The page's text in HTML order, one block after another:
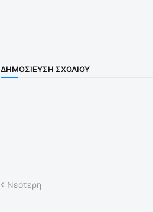
ΔΗΜΟΣΊΕΥΣΗ ΣΧΟΛΊΟΥ
Νεότερη